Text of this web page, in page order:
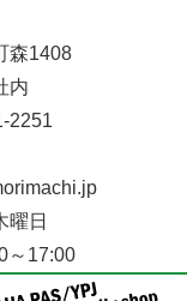
森1408
内
2251
曜日
～17:00